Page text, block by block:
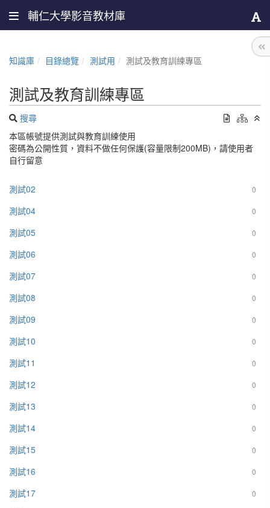
輔仁大學影音教材庫
知識庫 目錄總覽 測試用 測試及教育訓練專區
測試及教育訓練專區
搜尋
本區帳號提供測試與教育訓練使用
密碼為公開性質，資料不做任何保護(容量限制200MB)，請使用者
自行留意
0
測試02
0
測試04
0
測試05
0
測試06
0
測試07
0
測試08
0
測試09
0
測試10
0
測試11
0
測試12
0
測試13
0
測試14
0
測試15
0
測試16
0
測試17